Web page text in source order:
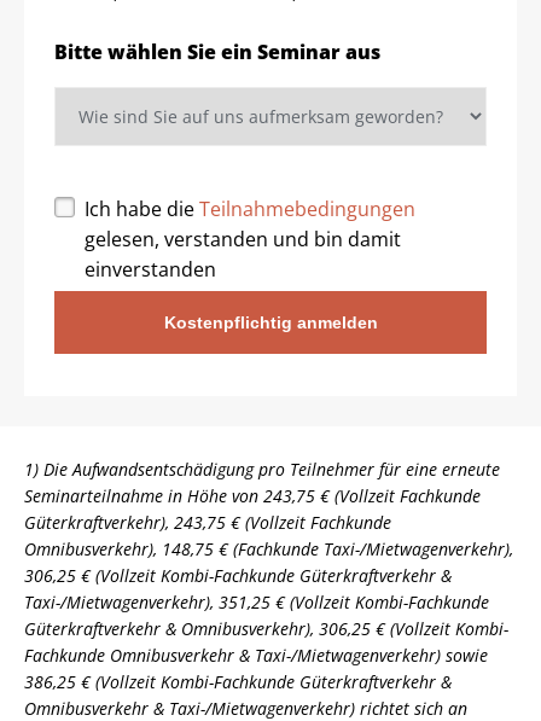
Bitte wählen Sie ein Seminar aus
Ich habe dieTeilnahmebedingungen
gelesen, verstanden und bin damit
einverstanden
Kostenpflichtig anmelden
1) Die Aufwandsentschädigung pro Teilnehmer für eine erneute
Seminarteilnahme in Höhe von 243,75 € (Vollzeit Fachkunde
Güterkraftverkehr), 243,75 € (Vollzeit Fachkunde
Omnibusverkehr), 148,75 € (Fachkunde Taxi-/Mietwagenverkehr),
306,25 € (Vollzeit Kombi-Fachkunde Güterkraftverkehr &
Taxi-/Mietwagenverkehr), 351,25 € (Vollzeit Kombi-Fachkunde
Güterkraftverkehr & Omnibusverkehr), 306,25 € (Vollzeit Kombi-
Fachkunde Omnibusverkehr & Taxi-/Mietwagenverkehr) sowie
386,25 € (Vollzeit Kombi-Fachkunde Güterkraftverkehr &
Omnibusverkehr & Taxi-/Mietwagenverkehr) richtet sich an